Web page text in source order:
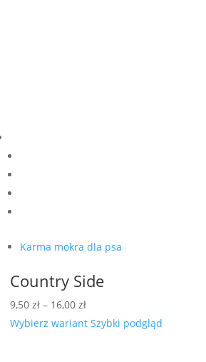
Karma mokra dla psa
Country Side
9,50 zł – 16,00 złZakres
cen:
Wybierz wariant Szybki podgląd